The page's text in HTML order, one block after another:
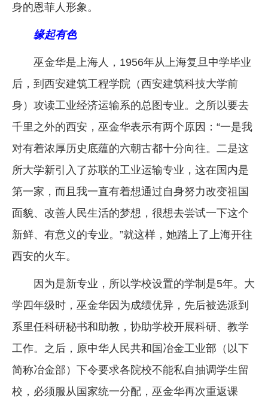
身的恩菲人形象。
缘起有色
巫金华是上海人，1956年从上海复旦中学毕业
后，到西安建筑工程学院（西安建筑科技大学前
身）攻读工业经济运输系的总图专业。之所以要去
千里之外的西安，巫金华表示有两个原因：“一是我
对有着浓厚历史底蕴的六朝古都十分向往。二是这
所大学新引入了苏联的工业运输专业，这在国内是
第一家，而且我一直有着想通过自身努力改变祖国
面貌、改善人民生活的梦想，很想去尝试一下这个
新鲜、有意义的专业。”就这样，她踏上了上海开往
西安的火车。
因为是新专业，所以学校设置的学制是5年。大
学四年级时，巫金华因为成绩优异，先后被选派到
系里任科研秘书和助教，协助学校开展科研、教学
工作。之后，原中华人民共和国冶金工业部（以下
简称冶金部）下令要求各院校不能私自抽调学生留
校，必须服从国家统一分配，巫金华再次重返课